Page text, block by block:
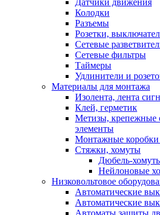
Датчики движения
Колодки
Разъемы
Розетки,
Сетевые
Сетевые фильтры
Таймеры
Удлинители и
Материалы для монтажа
Изолента, лента
Клей, герметик
Метизы, крепежные
элементы
Монтажные коробки
Стяжки, хомуты
Дюбель-
Нейлоновые
Низковольтовое
Автоматические
Автоматические
Автоматы защиты